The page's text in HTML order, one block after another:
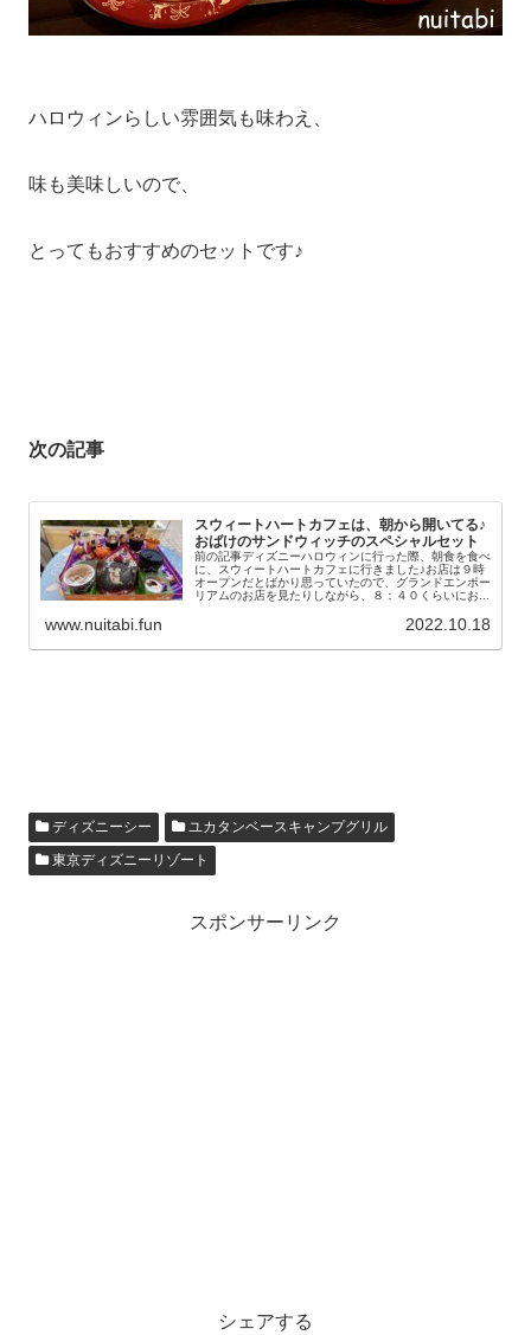
ハロウィンらしい雰囲気も味わえ、
味も美味しいので、
とってもおすすめのセットです♪
次の記事
スウィートハートカフェは、朝から開いてる♪
おばけのサンドウィッチのスペシャルセット
前の記事ディズニーハロウィンに行った際、朝食を食べ
に、スウィートハートカフェに行きました♪お店は９時
オープンだとばかり思っていたので、グランドエンポー
リアムのお店を見たりしながら、８：４０くらいにお...
www.nuitabi.fun 2022.10.18
ディズニーシー
ユカタンベースキャンプグリル
東京ディズニーリゾート
スポンサーリンク
シェアする